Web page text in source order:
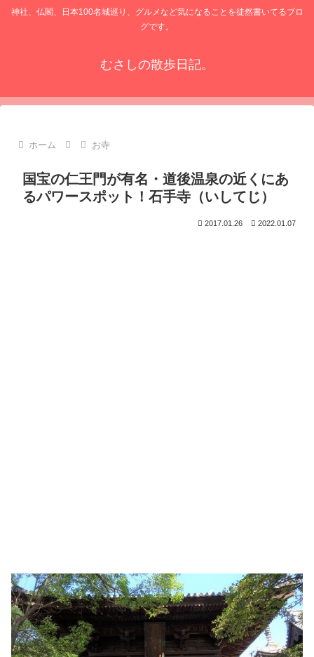
神社、仏閣、日本100名城巡り、グルメなど気になることを徒然書いてるブロ
グです。
むさしの散歩日記。
ホーム お寺
国宝の仁王門が有名・道後温泉の近くにあ
るパワースポット！石手寺（いしてじ）
2017.01.26 2022.01.07